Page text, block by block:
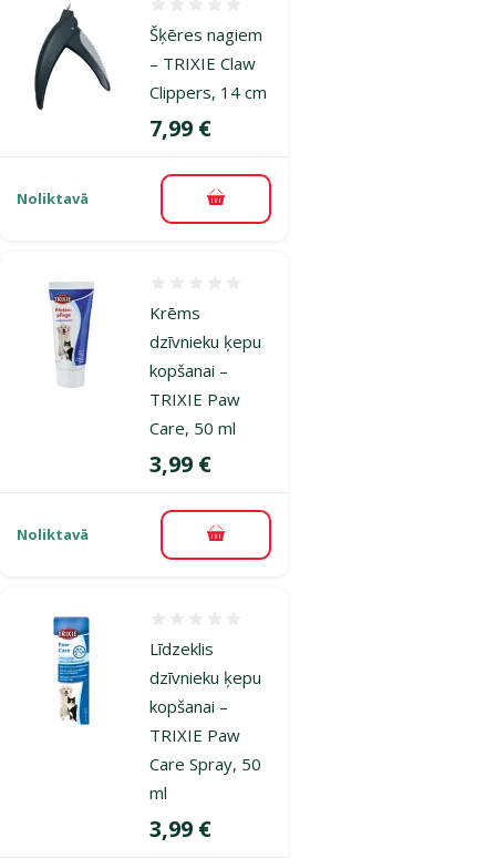
Šķēres nagiem
– TRIXIE Claw
Clippers, 14 cm
Cena
7,99 €
Noliktavā Pievienot grozam
Krēms
dzīvnieku ķepu
kopšanai –
TRIXIE Paw
Care, 50 ml
Cena
3,99 €
Noliktavā Pievienot grozam
Līdzeklis
dzīvnieku ķepu
kopšanai –
TRIXIE Paw
Care Spray, 50
ml
Cena
3,99 €